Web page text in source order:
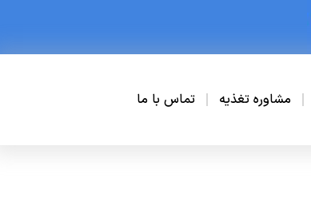
مشاوره تغذیه تماس با ما